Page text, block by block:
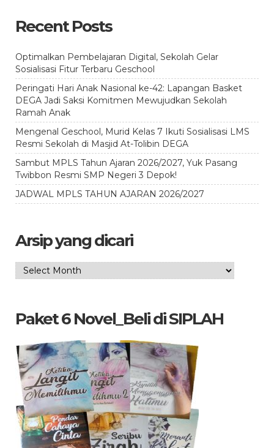
Recent Posts
Optimalkan Pembelajaran Digital, Sekolah Gelar
Sosialisasi Fitur Terbaru Geschool
Peringati Hari Anak Nasional ke-42: Lapangan Basket
DEGA Jadi Saksi Komitmen Mewujudkan Sekolah
Ramah Anak
Mengenal Geschool, Murid Kelas 7 Ikuti Sosialisasi LMS
Resmi Sekolah di Masjid At-Tolibin DEGA
Sambut MPLS Tahun Ajaran 2026/2027, Yuk Pasang
Twibbon Resmi SMP Negeri 3 Depok!
JADWAL MPLS TAHUN AJARAN 2026/2027
Arsip yang dicari
Arsip
Paket 6 Novel_Beli di SIPLAH